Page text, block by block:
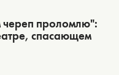
череп проломлю":
спасающем